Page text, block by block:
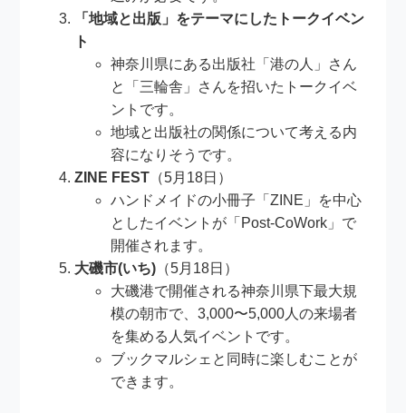
「地域と出版」をテーマにしたトークイベン
ト
神奈川県にある出版社「港の人」さん
と「三輪舎」さんを招いたトークイベ
ントです。
地域と出版社の関係について考える内
容になりそうです。
ZINE FEST （5月18日）
ハンドメイドの小冊子「ZINE」を中心
としたイベントが「Post-CoWork」で
開催されます。
大磯市(いち) （5月18日）
大磯港で開催される神奈川県下最大規
模の朝市で、3,000〜5,000人の来場者
を集める人気イベントです。
ブックマルシェと同時に楽しむことが
できます。